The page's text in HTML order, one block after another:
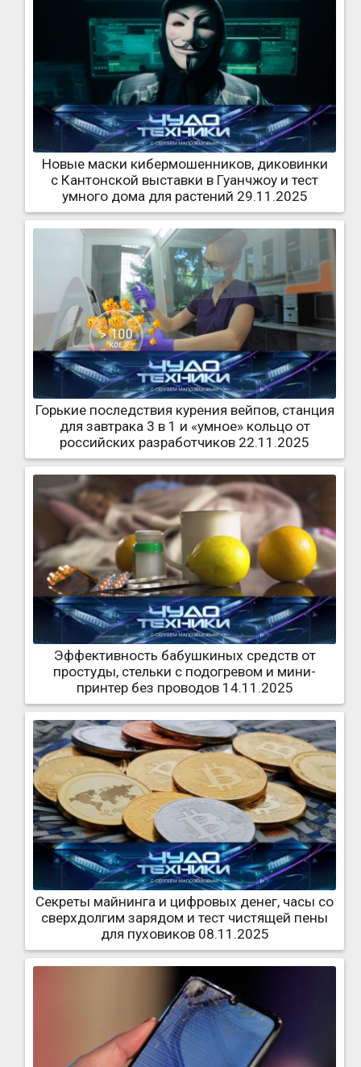
Новые маски кибермошенников, диковинки
с Кантонской выставки в Гуанчжоу и тест
умного дома для растений 29.11.2025
Горькие последствия курения вейпов, станция
для завтрака 3 в 1 и «умное» кольцо от
российских разработчиков 22.11.2025
Эффективность бабушкиных средств от
простуды, стельки с подогревом и мини-
принтер без проводов 14.11.2025
Секреты майнинга и цифровых денег, часы со
сверхдолгим зарядом и тест чистящей пены
для пуховиков 08.11.2025